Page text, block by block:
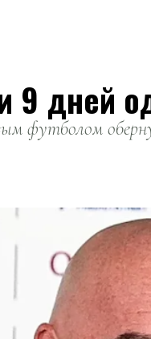
9 дней
футболом